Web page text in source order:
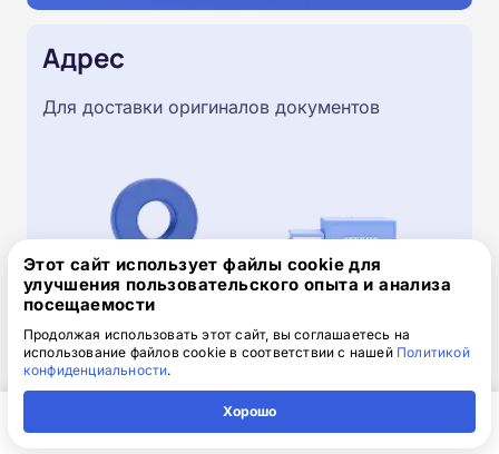
Адрес
Для доставки оригиналов документов
Скачайте заявку на обучение
Этот сайт использует файлы cookie для
улучшения пользовательского опыта и анализа
посещаемости
Продолжая использовать этот сайт, вы соглашаетесь на
использование файлов cookie в соответствии с нашей Политикой
конфиденциальности.
Хорошо